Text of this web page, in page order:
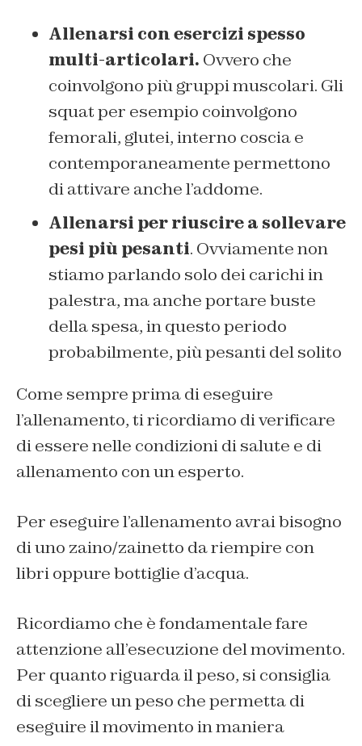
Allenarsi con esercizi spesso
multi-articolari. Ovvero che
coinvolgono più gruppi muscolari. Gli
squat per esempio coinvolgono
femorali, glutei, interno coscia e
contemporaneamente permettono
di attivare anche l’addome.
Allenarsi per riuscire a sollevare
pesi più pesanti. Ovviamente non
stiamo parlando solo dei carichi in
palestra, ma anche portare buste
della spesa, in questo periodo
probabilmente, più pesanti del solito
Come sempre prima di eseguire
l’allenamento, ti ricordiamo di verificare
di essere nelle condizioni di salute e di
allenamento con un esperto.
Per eseguire l’allenamento avrai bisogno
di uno zaino/zainetto da riempire con
libri oppure bottiglie d’acqua.
Ricordiamo che è fondamentale fare
attenzione all’esecuzione del movimento.
Per quanto riguarda il peso, si consiglia
di scegliere un peso che permetta di
eseguire il movimento in maniera